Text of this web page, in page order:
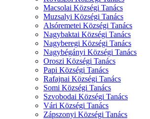
Macsolai Községi Tanács
Muzsalyi Községi Tanács
Alsóremetei Községi Tanács
Nagybaktai Községi Tanács
Nagyberegi Községi Tanács
Nagybégányi Községi Tanács
Oroszi Községi Tanács
Papi Községi Tanács
Rafajnai Községi Tanács
Somi Községi Tanács
Szvobodai Községi Tanács
Vári Községi Tanács
Zápszonyi Községi Tanács